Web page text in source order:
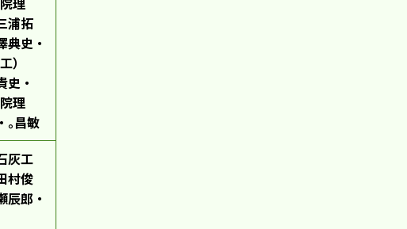
浦拓
典史・
）
史・
理
｡昌敏
灰工
村俊
辰郎・